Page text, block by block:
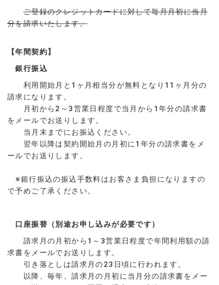
ご登録のクレジットカードに対して毎月月初に当月
分を請求いたします。
【年間契約】
銀行振込
利用開始月と1ヶ月相当分が無料となり11ヶ月分の
請求になります。
月初から2～3営業日程度で当月から1年分の請求書
をメールでお送りします。
当月末までにお振込ください。
翌年以降は契約開始月の月初に1年分の請求書をメ
ールでお送りします。
※銀行振込の振込手数料はお客さま負担になりますの
で予めご了承ください。
口座振替（別途お申し込みが必要です）
請求月の月初から1～3営業日程度で年間利用額の請
求書をメールでお送りします。
引き落としは請求月の23日頃に行われます。
以降、毎年、請求月の月初に当月分の請求書をメー